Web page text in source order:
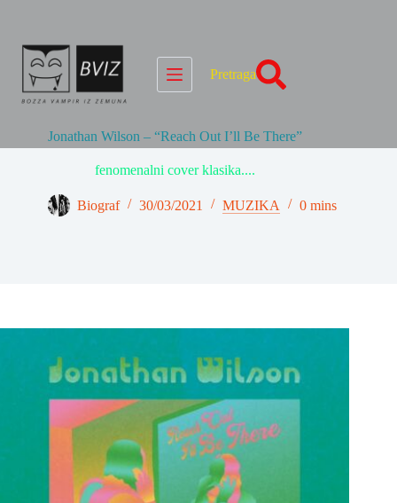
Pretraga
Jonathan Wilson – “Reach Out I’ll Be There”
fenomenalni cover klasika....
Biograf 30/03/2021 MUZIKA 0 mins